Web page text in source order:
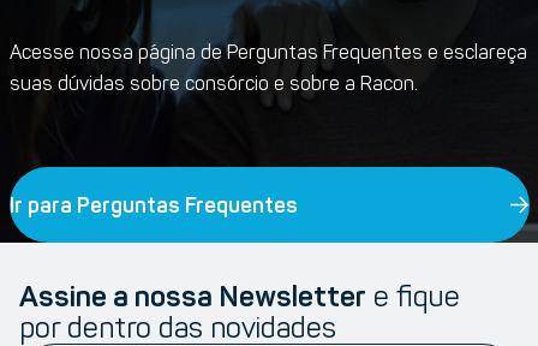
Acesse nossa página de Perguntas Frequentes e esclareça
suas dúvidas sobre consórcio e sobre a Racon.
Ir para Perguntas Frequentes
Assine a nossa Newsletter e fique
por dentro das novidades